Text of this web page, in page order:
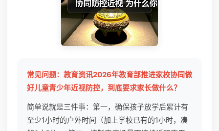
常见问题：教育资讯2026年教育部推进家校协同做
好儿童青少年近视防控，到底要求家长做什么？
简单说就是三件事：第一，确保孩子放学后累计有
至少1小时的户外时间（加上学校已有的1小时，凑